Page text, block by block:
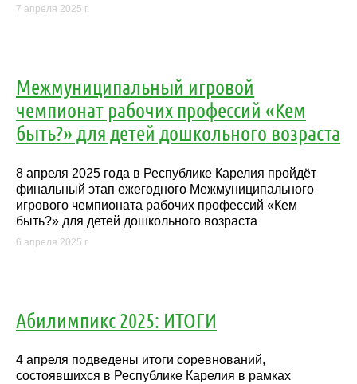
7 апреля 2025 г.
Межмуниципальный игровой
чемпионат рабочих профессий «Кем
быть?» для детей дошкольного возраста
8 апреля 2025 года в Республике Карелия пройдёт
финальный этап ежегодного Межмуниципального
игрового чемпионата рабочих профессий «Кем
быть?» для детей дошкольного возраста
6 апреля 2025 г.
Абилимпикс 2025: ИТОГИ
4 апреля подведены итоги соревнований,
состоявшихся в Республике Карелия в рамках